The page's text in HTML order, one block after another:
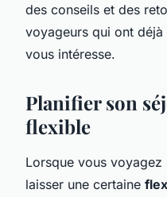
des conseils et des
voyageurs qui ont
vous intéresse.
Planifier son
flexible
Lorsque vous voyagez
laisser une certaine